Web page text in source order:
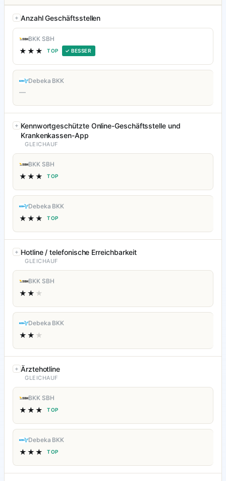
Anzahl Geschäftsstellen
BKK SBH
★★★ TOP ✓ BESSER
Debeka BKK
—
Kennwortgeschützte Online-Geschäftsstelle und
Krankenkassen-App
GLEICHAUF
BKK SBH
★★★ TOP
Debeka BKK
★★★ TOP
Hotline / telefonische Erreichbarkeit
GLEICHAUF
BKK SBH
★★ ★
Debeka BKK
★★ ★
Ärztehotline
GLEICHAUF
BKK SBH
★★★ TOP
Debeka BKK
★★★ TOP